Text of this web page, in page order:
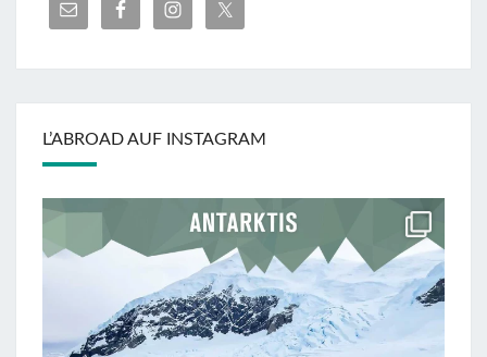
L’ABROAD AUF INSTAGRAM